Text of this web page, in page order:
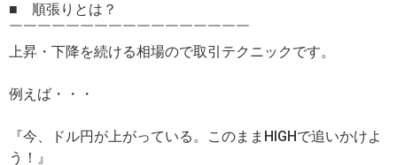
■ 順張りとは？
￣￣￣￣￣￣￣￣￣￣￣￣￣￣￣￣￣
上昇・下降を続ける相場ので取引テクニックです。
例えば・・・
『今、ドル円が上がっている。このままHIGHで追いかけよ
う！』